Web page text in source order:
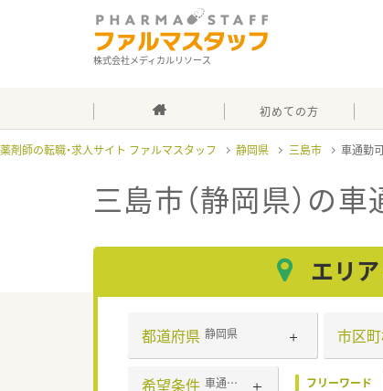
株式会社メディカルリソース
初めての方
薬剤師の転職・求人サイト ファルマスタッフ 静岡県 三島市 車通勤
三島市（静岡県）の
エリア
都道府県 静岡県 市区
希望条件 車通勤可 フリーワード